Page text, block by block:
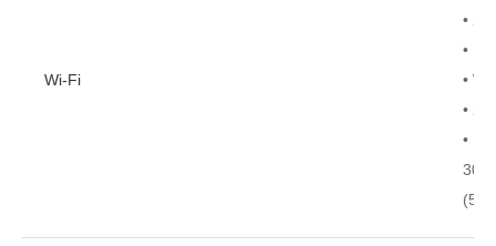
Wi-Fi
• 2
• ア
•
•
• エ